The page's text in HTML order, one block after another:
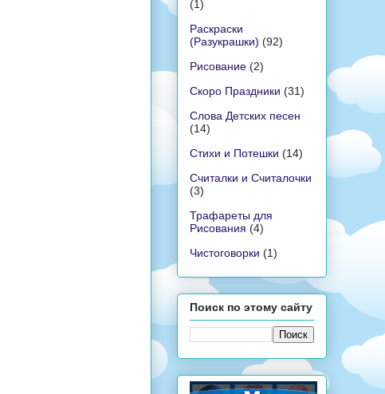
(1)
Раскраски
(Разукрашки) (92)
Рисование (2)
Скоро Праздники (31)
Слова Детских песен
(14)
Стихи и Потешки (14)
Считалки и Считалочки
(3)
Трафареты для
Рисования (4)
Чистоговорки (1)
Поиск по этому сайту